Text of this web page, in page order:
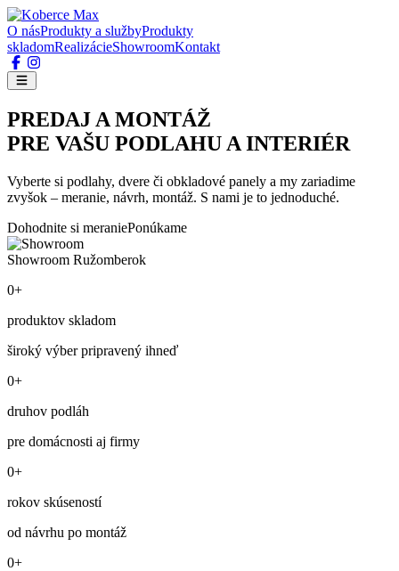
O násProdukty a službyProdukty
skladomRealizácieShowroomKontakt
PREDAJ A MONTÁŽ
PRE VAŠU PODLAHU A INTERIÉR
Vyberte si podlahy, dvere či obkladové panely a my zariadime
zvyšok – meranie, návrh, montáž. S nami je to jednoduché.
Dohodnite si meraniePonúkame
Showroom Ružomberok
0+
produktov skladom
široký výber pripravený ihneď
0+
druhov podláh
pre domácnosti aj firmy
0+
rokov skúseností
od návrhu po montáž
0+